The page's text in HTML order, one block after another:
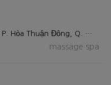
269 Trưng Nữ Vương, P. Hòa Thuận Đông, Q. Hải Châu, Đà Nẵng
massage spa